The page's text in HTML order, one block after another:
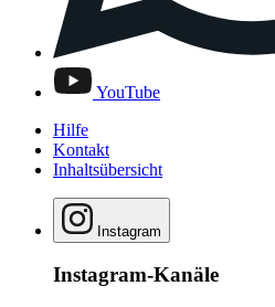
YouTube
Hilfe
Kontakt
Inhaltsübersicht
Instagram
Instagram-Kanäle